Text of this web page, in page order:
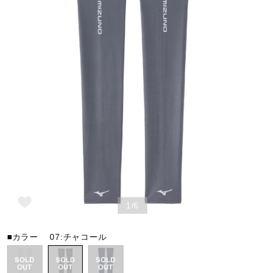
サッカー／フットサル
トレーニング
バレーボール
1/6
■カラー07:チャコール